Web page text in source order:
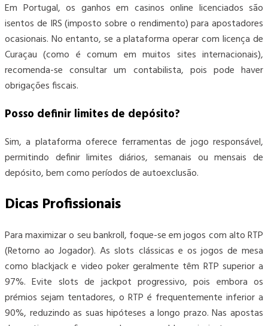
Em Portugal, os ganhos em casinos online licenciados são
isentos de IRS (imposto sobre o rendimento) para apostadores
ocasionais. No entanto, se a plataforma operar com licença de
Curaçau (como é comum em muitos sites internacionais),
recomenda-se consultar um contabilista, pois pode haver
obrigações fiscais.
Posso definir limites de depósito?
Sim, a plataforma oferece ferramentas de jogo responsável,
permitindo definir limites diários, semanais ou mensais de
depósito, bem como períodos de autoexclusão.
Dicas Profissionais
Para maximizar o seu bankroll, foque-se em jogos com alto RTP
(Retorno ao Jogador). As slots clássicas e os jogos de mesa
como blackjack e video poker geralmente têm RTP superior a
97%. Evite slots de jackpot progressivo, pois embora os
prémios sejam tentadores, o RTP é frequentemente inferior a
90%, reduzindo as suas hipóteses a longo prazo. Nas apostas